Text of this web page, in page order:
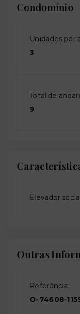
Condomínio
Unidades por
3
Total de
9
Elevador social
Outras
Referência:
O-74608-